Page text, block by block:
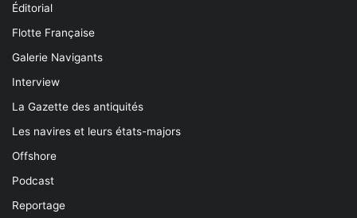
Éditorial
Flotte Française
Galerie Navigants
Interview
La Gazette des antiquités
Les navires et leurs états-majors
Offshore
Podcast
Reportage